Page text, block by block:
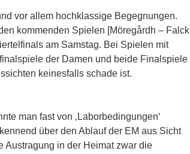
vor allem hochklassige Begegnungen.
kommenden Spielen [Möregårdh – Falck
am Samstag. Bei Spielen mit
der Damen und beide Finalspiele
keinesfalls schade ist.
man fast von ‚Laborbedingungen‘
über den Ablauf der EM aus Sicht
Austragung in der Heimat zwar die